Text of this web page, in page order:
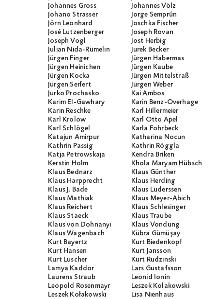
Johannes Gross
Johannes Völz
Johano Strasser
Jorge Semprún
Jörn Leonhard
Joschka Fischer
José Lutzenberger
Joseph Rovan
Joseph Vogl
Jost Herbig
Julian Nida-Rümelin
Jurek Becker
Jürgen Finger
Jürgen Habermas
Jürgen Heinichen
Jürgen Kaube
Jürgen Kocka
Jürgen Mittelstraß
Jürgen Seifert
Jürgen Weber
Jurko Prochasko
Kai Ambos
Karim El-Gawhary
Karin Benz-Overhage
Karin Reschke
Karl Hillermeier
Karl Krolow
Karl Otto Apel
Karl Schlögel
Karla Fohrbeck
Katajun Amirpur
Katharina Nocun
Kathrin Passig
Kathrin Röggla
Katja Petrowskaja
Kendra Briken
Kerstin Holm
Khola Maryam Hübsch
Klaus Bednarz
Klaus Günther
Klaus Harpprecht
Klaus Herding
Klaus J. Bade
Klaus Lüderssen
Klaus Mathiak
Klaus Meyer-Abich
Klaus Reichert
Klaus Schlesinger
Klaus Staeck
Klaus Traube
Klaus von Dohnanyi
Klaus Vondung
Klaus Wagenbach
Kübra Gümüşay
Kurt Bayertz
Kurt Biedenkopf
Kurt Hansen
Kurt Jansson
Kurt Luscher
Kurt Rudzinski
Lamya Kaddor
Lars Gustafsson
Laurens Straub
Leonid Ionin
Leopold Rosenmayr
Leszek Kolakowski
Leszek Kołakowski
Lisa Nienhaus